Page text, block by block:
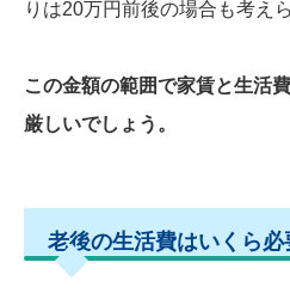
りは20万円前後の場合も考え
この金額の範囲で家賃と生活
厳しいでしょう。
老後の生活費はいくら必